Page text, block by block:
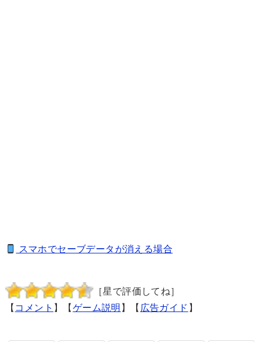
スマホでセーブデータが消える場合
［星で評価してね］
【 コメント 】【 ゲーム説明 】【 広告ガイド 】